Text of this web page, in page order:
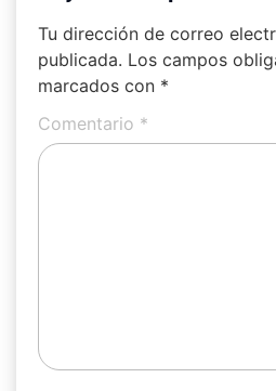
Tu dirección de correo
publicada. Los campos
marcados con *
Comentario *